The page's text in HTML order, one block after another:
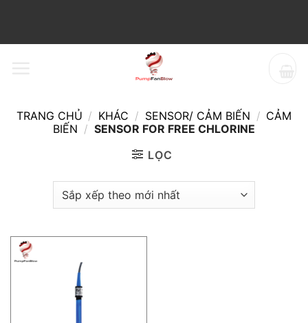
nội
TRANG CHỦ / KHÁC / SENSOR/ CẢM BIẾN / CẢM
BIẾN / SENSOR FOR FREE CHLORINE
LỌC